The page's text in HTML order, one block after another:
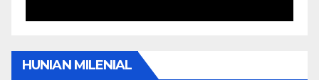
HUNIAN MILENIAL